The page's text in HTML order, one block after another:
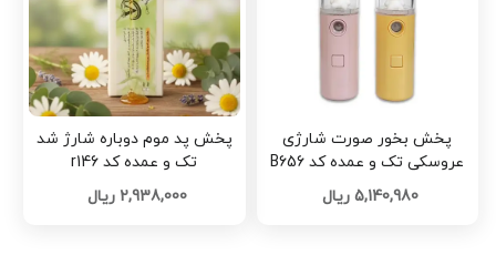
پخش بخور صورت شارژی
عروسکی تک و عمده کد B656
5,140,980 ریال
پخش پد موم دوباره شارژ شد
تک و عمده کد r146
2,938,000 ریال